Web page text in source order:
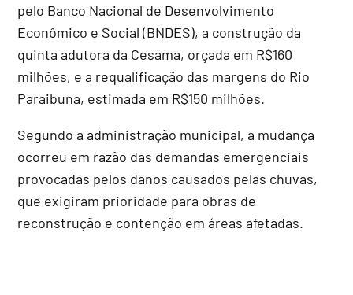
pelo Banco Nacional de Desenvolvimento
Econômico e Social (BNDES), a construção da
quinta adutora da Cesama, orçada em R$160
milhões, e a requalificação das margens do Rio
Paraibuna, estimada em R$150 milhões.
Segundo a administração municipal, a mudança
ocorreu em razão das demandas emergenciais
provocadas pelos danos causados pelas chuvas,
que exigiram prioridade para obras de
reconstrução e contenção em áreas afetadas.